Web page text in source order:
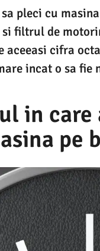
pleci cu
filtrul de
cifra
incat o sa fie
in
pe